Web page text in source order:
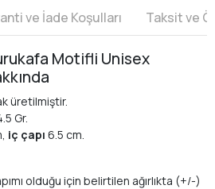
ve İade Koşulları Taksit ve
Motifli Unisex
üretilmiştir.
Gr.
iç çapı 6.5 cm.
olduğu için belirtilen ağırlıkta (+/-)